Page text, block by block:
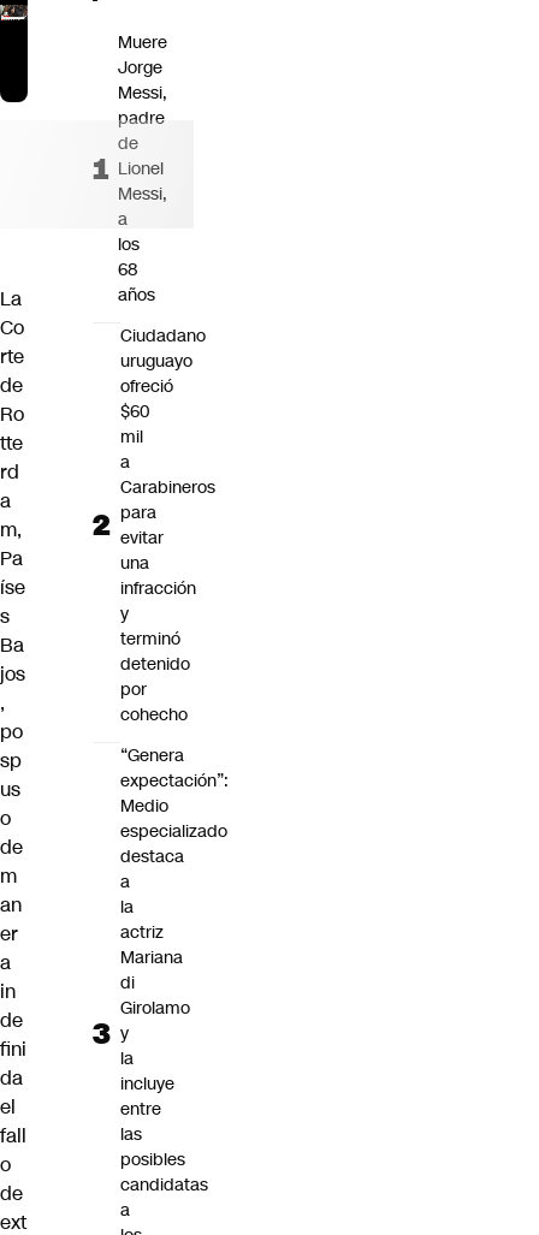
La
Co
rte
de
Ro
tte
rd
a
m,
Pa
íse
s
Ba
jos
,
po
sp
us
o
de
m
an
er
a
in
de
fini
da
el
fall
o
de
ext
Muere
Jorge
Messi,
padre
de
Lionel
Messi,
a
los
68
años
Ciudadano
uruguayo
ofreció
$60
mil
a
Carabineros
para
evitar
una
infracción
y
terminó
detenido
por
cohecho
“Genera
expectación”:
Medio
especializado
destaca
a
la
actriz
Mariana
di
Girolamo
y
la
incluye
entre
las
posibles
candidatas
a